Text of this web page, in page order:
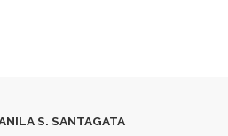
S. SANTAGATA